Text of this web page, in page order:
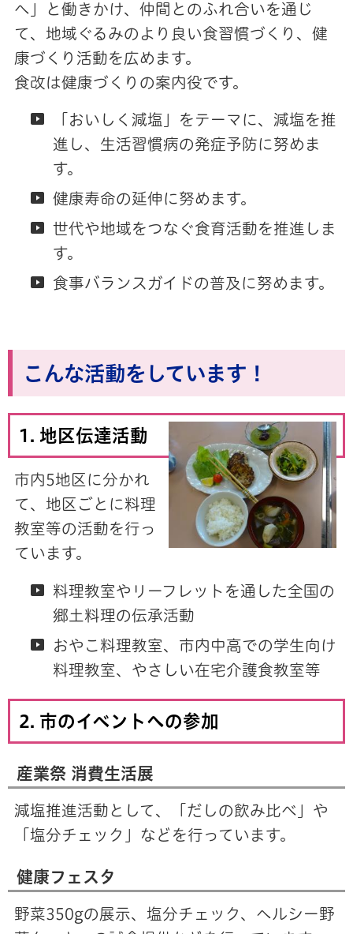
へ」と働きかけ、仲間とのふれ合いを通じ
て、地域ぐるみのより良い食習慣づくり、健
康づくり活動を広めます。
食改は健康づくりの案内役です。
「おいしく減塩」をテーマに、減塩を推
進し、生活習慣病の発症予防に努めま
す。
健康寿命の延伸に努めます。
世代や地域をつなぐ食育活動を推進しま
す。
食事バランスガイドの普及に努めます。
こんな活動をしています！
1. 地区伝達活動
市内5地区に分かれ
て、地区ごとに料理
教室等の活動を行っ
ています。
料理教室やリーフレットを通した全国の
郷土料理の伝承活動
おやこ料理教室、市内中高での学生向け
料理教室、やさしい在宅介護食教室等
2. 市のイベントへの参加
産業祭 消費生活展
減塩推進活動として、「だしの飲み比べ」や
「塩分チェック」などを行っています。
健康フェスタ
野菜350gの展示、塩分チェック、ヘルシー野